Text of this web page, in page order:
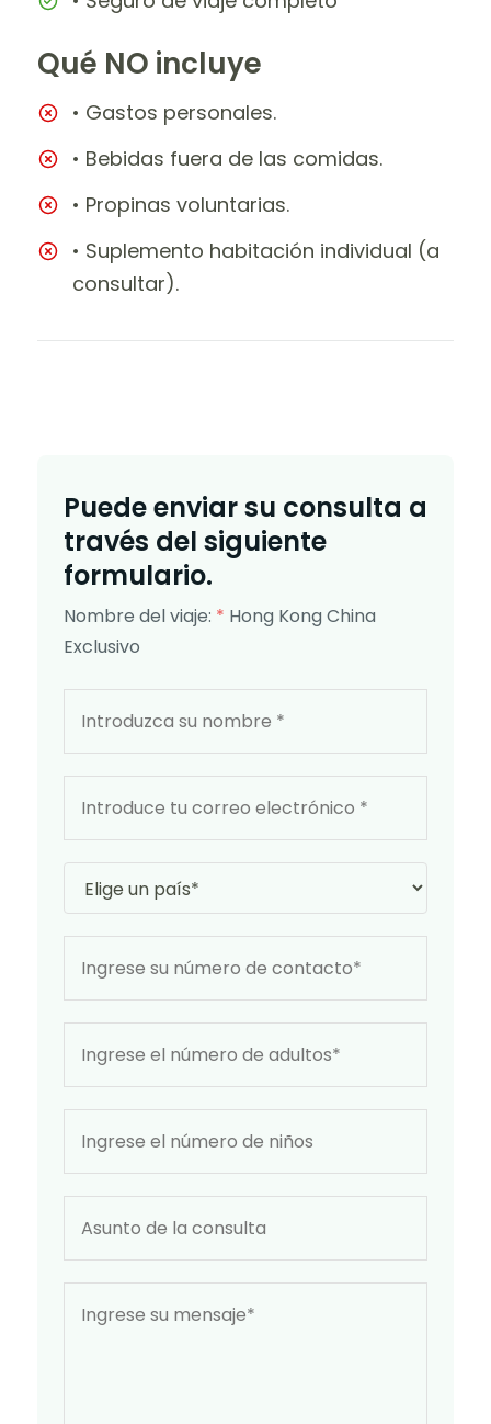
Qué NO incluye
• Gastos personales.
• Bebidas fuera de las comidas.
• Propinas voluntarias.
• Suplemento habitación individual (a
consultar).
Puede enviar su consulta a
través del siguiente
formulario.
Nombre del viaje: * Hong Kong China
Exclusivo